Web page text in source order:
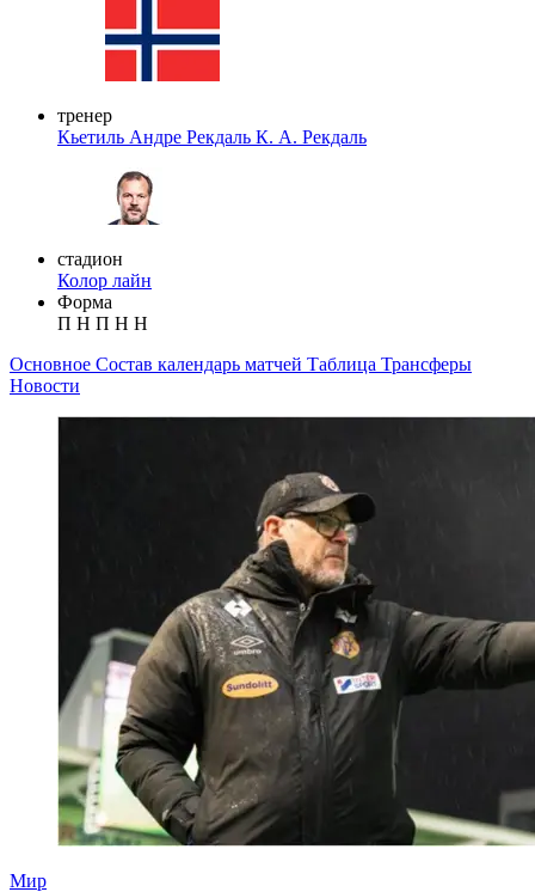
тренер
Кьетиль Андре Рекдаль К. А. Рекдаль
стадион
Колор лайн
Форма
П Н П Н Н
Основное Состав календарь матчей Таблица Трансферы
Новости
Мир